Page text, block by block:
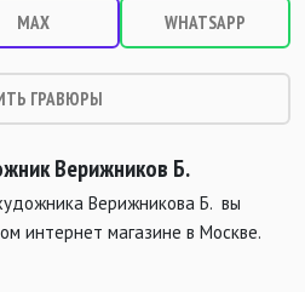
MAX WHATSAPP
ГРАВЮРЫ
Верижников Б.
Верижникова Б. вы
интернет магазине в Москве.